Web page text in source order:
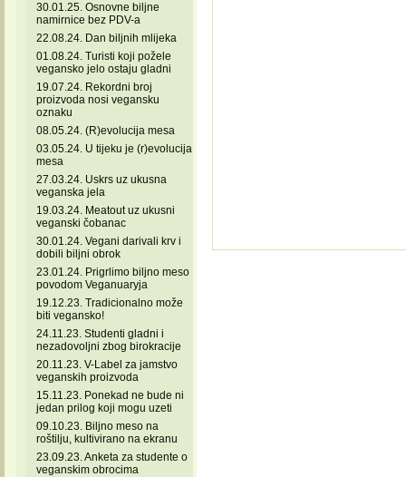
30.01.25. Osnovne biljne
namirnice bez PDV-a
22.08.24. Dan biljnih mlijeka
01.08.24. Turisti koji požele
vegansko jelo ostaju gladni
19.07.24. Rekordni broj
proizvoda nosi vegansku
oznaku
08.05.24. (R)evolucija mesa
03.05.24. U tijeku je (r)evolucija
mesa
27.03.24. Uskrs uz ukusna
veganska jela
19.03.24. Meatout uz ukusni
veganski čobanac
30.01.24. Vegani darivali krv i
dobili biljni obrok
23.01.24. Prigrlimo biljno meso
povodom Veganuaryja
19.12.23. Tradicionalno može
biti vegansko!
24.11.23. Studenti gladni i
nezadovoljni zbog birokracije
20.11.23. V-Label za jamstvo
veganskih proizvoda
15.11.23. Ponekad ne bude ni
jedan prilog koji mogu uzeti
09.10.23. Biljno meso na
roštilju, kultivirano na ekranu
23.09.23. Anketa za studente o
veganskim obrocima